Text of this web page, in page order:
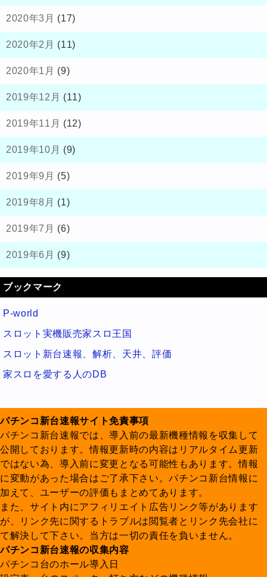
2020年3月 (17)
2020年2月 (11)
2020年1月 (9)
2019年12月 (11)
2019年11月 (12)
2019年10月 (9)
2019年9月 (5)
2019年8月 (1)
2019年7月 (6)
2019年6月 (9)
ブックマーク
P-world
スロット実機販売家スロ王国
スロット新台速報、解析、天井、評価
家スロを愛する人のDB
パチンコ新台速報サイト免責事項
パチンコ新台速報では、導入前の最新機種情報を収集して
公開しております。情報更新時の内容はリアルタイム更新
ではない為、導入前に変更となる可能性もあります。情報
に変動があった場合はご了承下さい。パチンコ新台情報に
加えて、ユーザーの評価もまとめてあります。
また、サイト内にアフィリエイト広告リンク等があります
が、リンク先に関するトラブルは閲覧者とリンク先会社に
て解決して下さい。当方は一切の責任を負いません。
パチンコ新台速報の収集内容
パチンコ台のホール導入日